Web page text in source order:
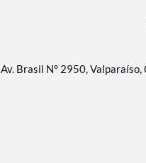
Av. Brasil N° 2950, Valparaíso,